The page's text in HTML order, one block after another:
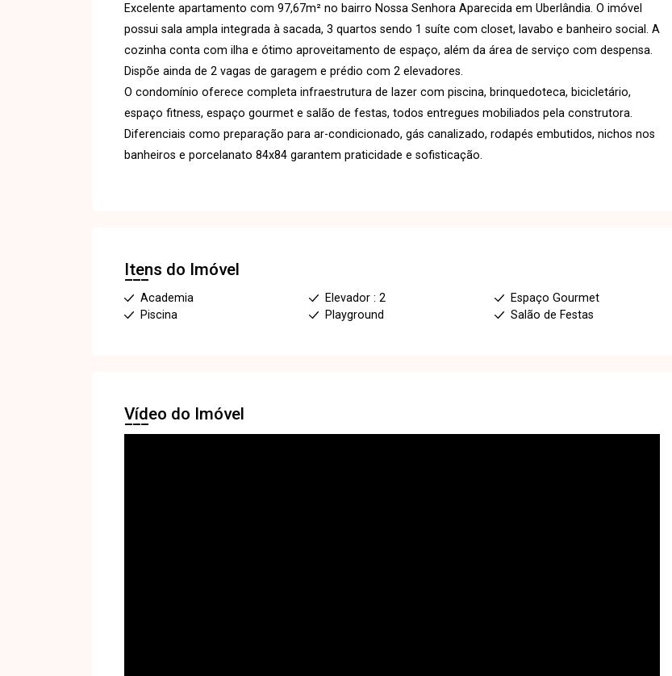
Excelente apartamento com 97,67m² no bairro Nossa Senhora Aparecida em Uberlândia. O imóvel
possui sala ampla integrada à sacada, 3 quartos sendo 1 suíte com closet, lavabo e banheiro social. A
cozinha conta com ilha e ótimo aproveitamento de espaço, além da área de serviço com despensa.
Dispõe ainda de 2 vagas de garagem e prédio com 2 elevadores.
O condomínio oferece completa infraestrutura de lazer com piscina, brinquedoteca, bicicletário,
espaço fitness, espaço gourmet e salão de festas, todos entregues mobiliados pela construtora.
Diferenciais como preparação para ar-condicionado, gás canalizado, rodapés embutidos, nichos nos
banheiros e porcelanato 84x84 garantem praticidade e sofisticação.
Itens do Imóvel
Academia Elevador : 2
Espaço Gourmet
Piscina
Playground Salão de Festas
Vídeo do Imóvel